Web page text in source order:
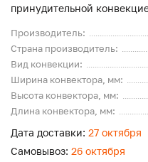
принудительной
Производитель:
Страна производитель:
Вид конвекции:
Ширина конвектора, мм:
Высота конвектора, мм:
Длина конвектора, мм:
Дата доставки: 27 октября
Самовывоз: 26 октября